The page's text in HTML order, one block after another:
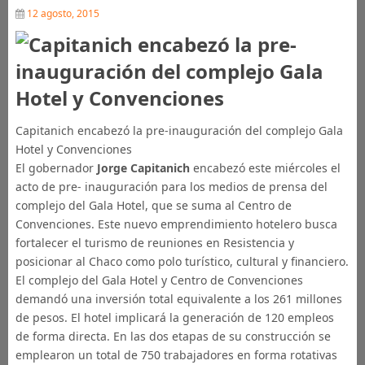
12 agosto, 2015
Capitanich encabezó la pre-inauguración del complejo Gala
Hotel y Convenciones
El gobernador Jorge Capitanichencabezó este miércoles el
acto de pre- inauguración para los medios de prensa del
complejo del Gala Hotel, que se suma al Centro de
Convenciones. Este nuevo emprendimiento hotelero busca
fortalecer el turismo de reuniones en Resistencia y
posicionar al Chaco como polo turístico, cultural y financiero.
El complejo del Gala Hotel y Centro de Convenciones
demandó una inversión total equivalente a los 261 millones
de pesos. El hotel implicará la generación de 120 empleos
de forma directa. En las dos etapas de su construcción se
emplearon un total de 750 trabajadores en forma rotativas